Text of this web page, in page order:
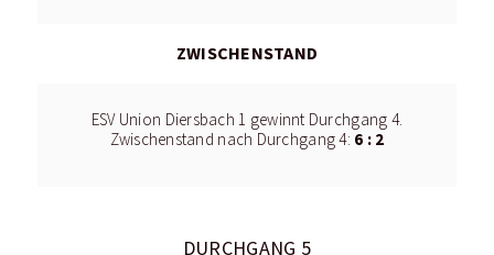
ZWISCHENSTAND
ESV Union Diersbach 1 gewinnt Durchgang 4.
Zwischenstand nach Durchgang 4: 6 : 2
DURCHGANG 5